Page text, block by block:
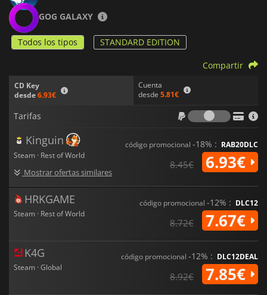
GOG GALAXY
Todos los tipos STANDARD EDITION
CD Key
desde6.93€
Cuenta
desde 5.81€
Compartir
Tarifas
Tarifas
Kinguin
Steam · Rest of World
Mostrar ofertas similares
código promocional -18% : RAB20DLC
8.45€ 6.93€
HRKGAME
Steam · Rest of World
código promocional -12% : DLC12
8.72€ 7.67€
K4G
Steam · Global
código promocional -12% : DLC12DEAL
8.92€ 7.85€